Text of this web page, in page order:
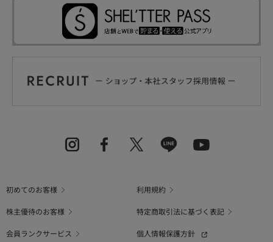
初めてのお客様
利用規約
株主優待のお客様
特定商取引法に基づく表記
会員ランクサービス
個人情報保護方針